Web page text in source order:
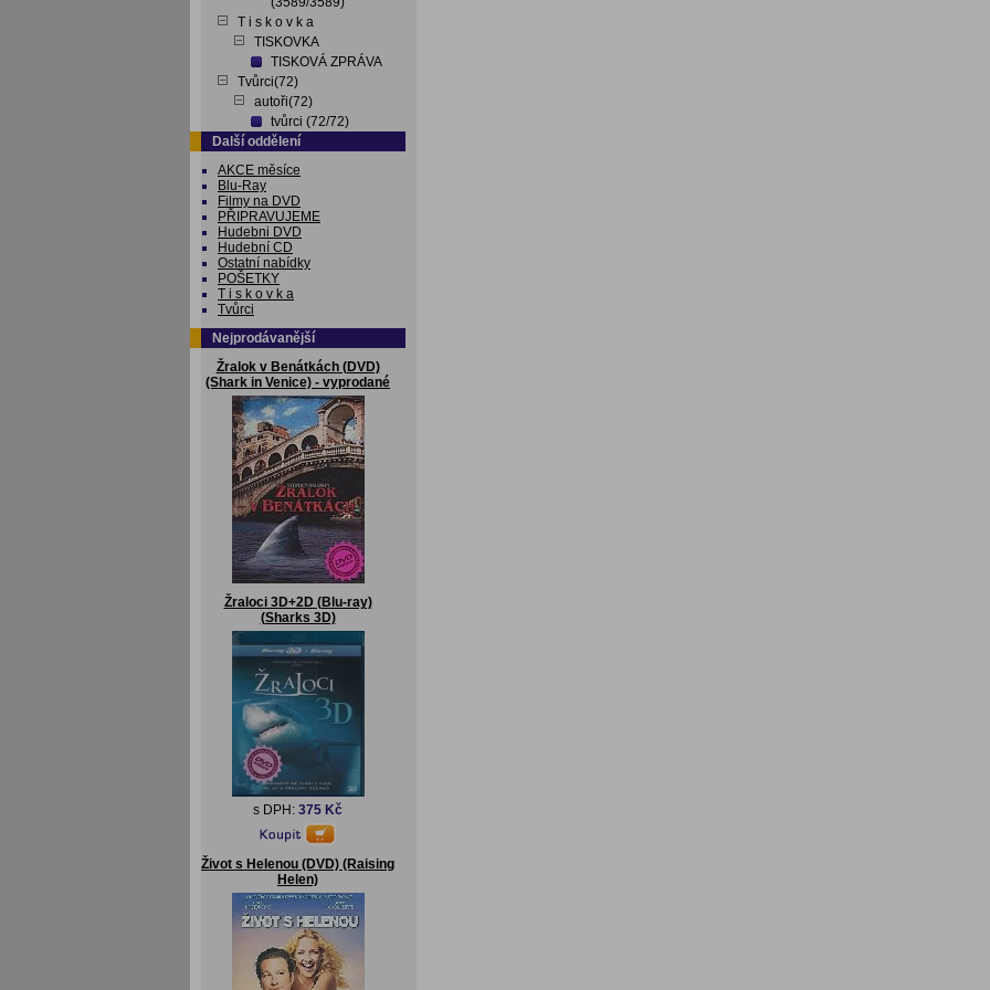
T i s k o v k a
TISKOVKA
TISKOVÁ ZPRÁVA
Tvůrci(72)
autoři(72)
tvůrci (72/72)
Další oddělení
AKCE měsíce
Blu-Ray
Filmy na DVD
PŘIPRAVUJEME
Hudebni DVD
Hudební CD
Ostatní nabídky
POŠETKY
T i s k o v k a
Tvůrci
Nejprodávanější
Žralok v Benátkách (DVD)
(Shark in Venice) - vyprodané
Žraloci 3D+2D (Blu-ray)
(Sharks 3D)
s DPH: 375 Kč
Život s Helenou (DVD) (Raising
Helen)